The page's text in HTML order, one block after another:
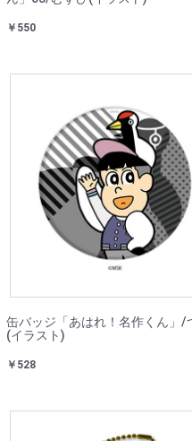
￥550
缶バッジ「あはれ！名作くん」/
(イラスト)
￥528